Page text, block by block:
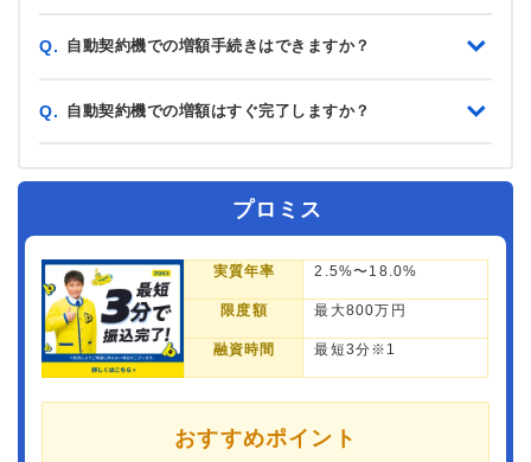
Q. 自動契約機での増額手続きはできますか？
Q. 自動契約機での増額はすぐ完了しますか？
プロミス
実質年率 2.5%〜18.0%
限度額 最大800万円
融資時間 最短3分※1
おすすめポイント